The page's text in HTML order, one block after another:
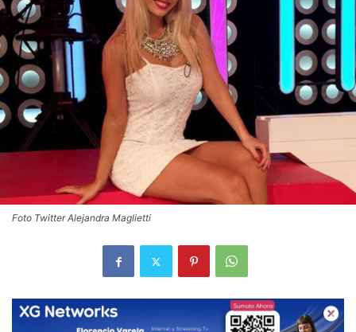
Foto Twitter Alejandra Maglietti